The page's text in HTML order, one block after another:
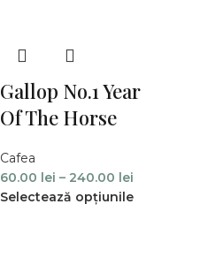
Gallop No.1 Year
Of The Horse
Cafea
60.00 lei – 240.00 lei
Selectează opțiunile